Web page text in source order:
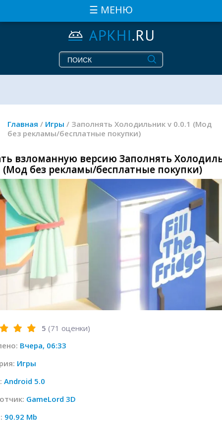
☰ МЕНЮ
Главная / Игры / Заполнять Холодильник v 0.0.1 (Мод
без рекламы/бесплатные покупки)
взломанную версию Заполнять
(Мод без рекламы/бесплатные покупки)
5 (71 оценки)
Вчера, 06:33
Игры
Android 5.0
GameLord 3D
90.92 Mb